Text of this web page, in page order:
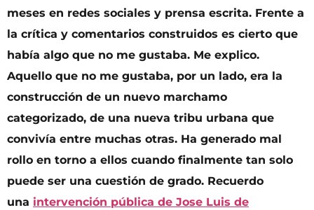
meses en redes sociales y prensa escrita. Frente a
la crítica y comentarios construidos es cierto que
había algo que no me gustaba. Me explico.
Aquello que no me gustaba, por un lado, era la
construcción de un nuevo marchamo
categorizado, de una nueva tribu urbana que
convivía entre muchas otras. Ha generado mal
rollo en torno a ellos cuando finalmente tan solo
puede ser una cuestión de grado. Recuerdo
una intervención pública de Jose Luis de